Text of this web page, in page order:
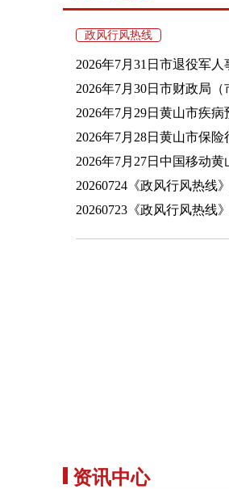
政风行风热线
2026年7月31日市退役军人
2026年7月30日市财政局（
2026年7月29日黄山市疾病
2026年7月28日黄山市保险
​2026年7月27日中国移动黄
20260724《政风行风热线
20260723《政风行风热线
资讯中心